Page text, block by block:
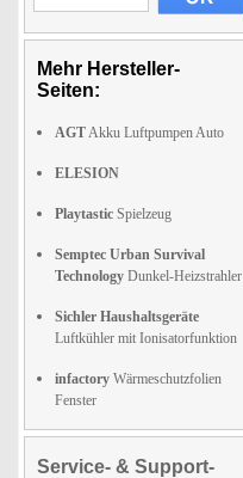
Mehr Hersteller-
Seiten:
AGTAkku Luftpumpen Auto
ELESION
Playtastic Spielzeug
Semptec Urban Survival
Technology Dunkel-Heizstrahler
Sichler Haushaltsgeräte
Luftkühler mit Ionisatorfunktion
infactory Wärmeschutzfolien
Fenster
Service- & Support-